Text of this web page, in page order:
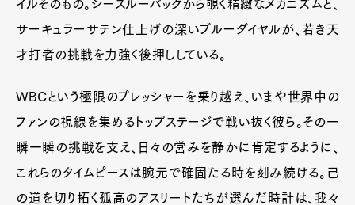
イルそのもの。シースルーバックから覗く精緻なメカニズムと、
サーキュラーサテン仕上げの深いブルーダイヤルが、若き天
才打者の挑戦を力強く後押ししている。
WBCという極限のプレッシャーを乗り越え、いまや世界中の
ファンの視線を集めるトップステージで戦い抜く彼ら。その一
瞬一瞬の挑戦を支え、日々の営みを静かに肯定するように、
これらのタイムピースは腕元で確固たる時を刻み続ける。己
の道を切り拓く孤高のアスリートたちが選んだ時計は、我々